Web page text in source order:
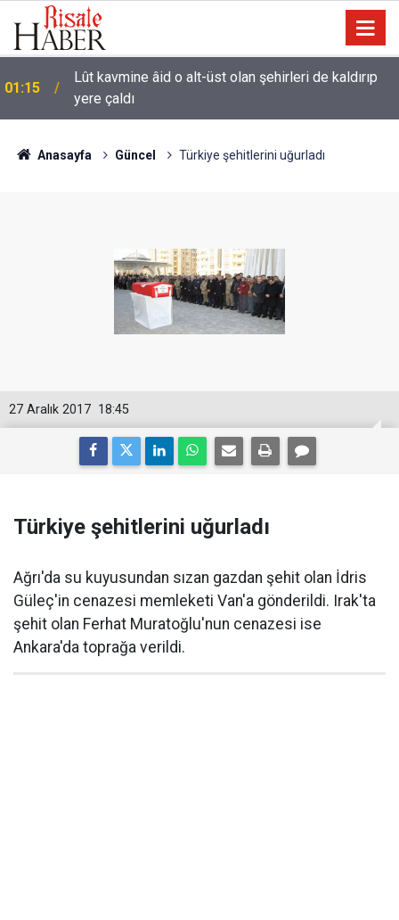
01:15
Lût kavmine âid o alt-üst olan şehirleri de kaldırıp
yere çaldı
Anasayfa Güncel Türkiye şehitlerini uğurladı
18:45
27 Aralık 2017
Türkiye şehitlerini uğurladı
Ağrı'da su kuyusundan sızan gazdan şehit olan İdris
Güleç'in cenazesi memleketi Van'a gönderildi. Irak'ta
şehit olan Ferhat Muratoğlu'nun cenazesi ise
Ankara'da toprağa verildi.